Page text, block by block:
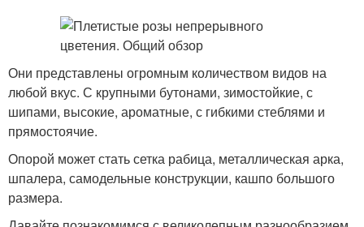
Они представлены огромным количеством видов на
любой вкус. С крупными бутонами, зимостойкие, с
шипами, высокие, ароматные, с гибкими стеблями и
прямостоячие.
Опорой может стать сетка рабица, металлическая арка,
шпалера, самодельные конструкции, кашпо большого
размера.